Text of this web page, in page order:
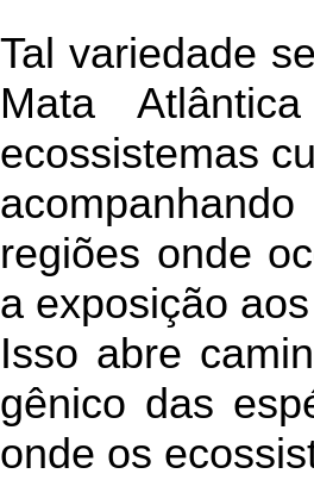
Tal variedade
Mata
ecossistemas
regiões onde
a exposição
Isso abre
gênico das
onde os